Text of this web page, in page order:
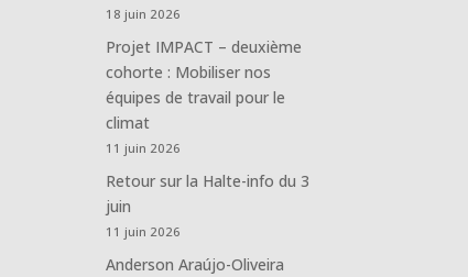
18 juin 2026
Projet IMPACT – deuxième
cohorte : Mobiliser nos
équipes de travail pour le
climat
11 juin 2026
Retour sur la Halte-info du 3
juin
11 juin 2026
Anderson Araújo-Oliveira